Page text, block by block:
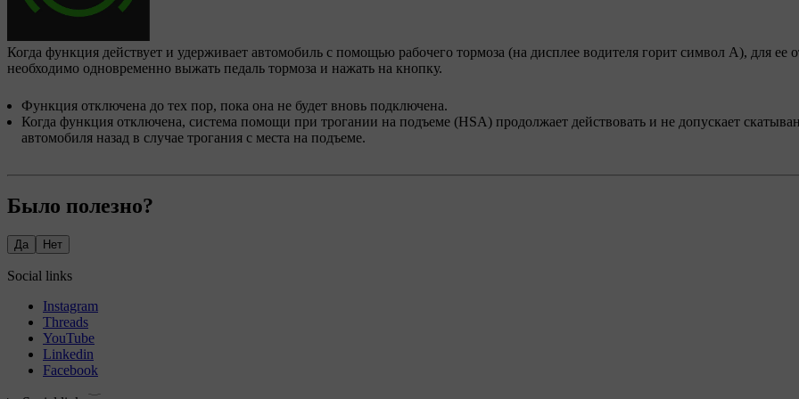
Когда функция действует и удерживает автомобиль с помощью рабочего тормоза (на дисплее водителя горит символ А), для ее
необходимо одновременно выжать педаль тормоза и нажать на кнопку.
Функция отключена до тех пор, пока она не будет вновь подключена.
Когда функция отключена, система помощи при трогании на подъеме (HSA) продолжает действовать и не допускает
автомобиля назад в случае трогания с места на подъеме.
Было полезно?
Да Нет